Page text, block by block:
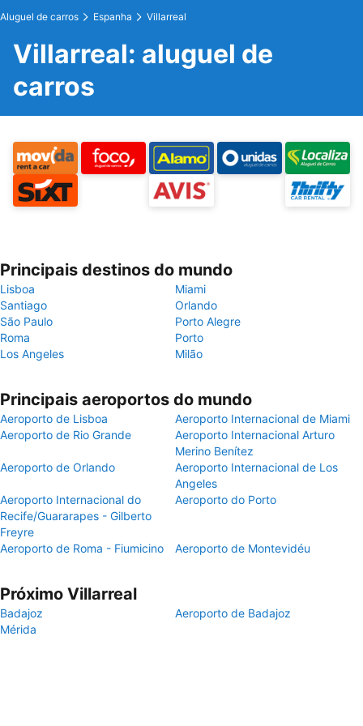
Aluguel de carros Espanha Villarreal
Villarreal: aluguel de
carros
Principais destinos do mundo
Lisboa
Miami
Santiago
Orlando
São Paulo
Porto Alegre
Roma
Porto
Los Angeles
Milão
Principais aeroportos do mundo
Aeroporto de Lisboa
Aeroporto Internacional de Miami
Aeroporto de Rio Grande
Aeroporto Internacional Arturo
Merino Benítez
Aeroporto de Orlando
Aeroporto Internacional de Los
Angeles
Aeroporto Internacional do
Recife/Guararapes - Gilberto
Freyre
Aeroporto do Porto
Aeroporto de Roma - Fiumicino Aeroporto de Montevidéu
Próximo Villarreal
Badajoz
Aeroporto de Badajoz
Mérida